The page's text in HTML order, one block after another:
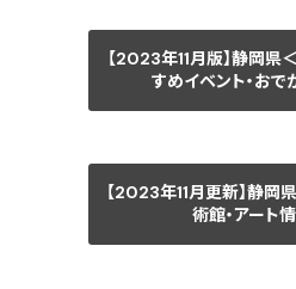
【2023年11月版】静岡県
すめイベント・おで
【2023年11月更新】静岡
術館・アート